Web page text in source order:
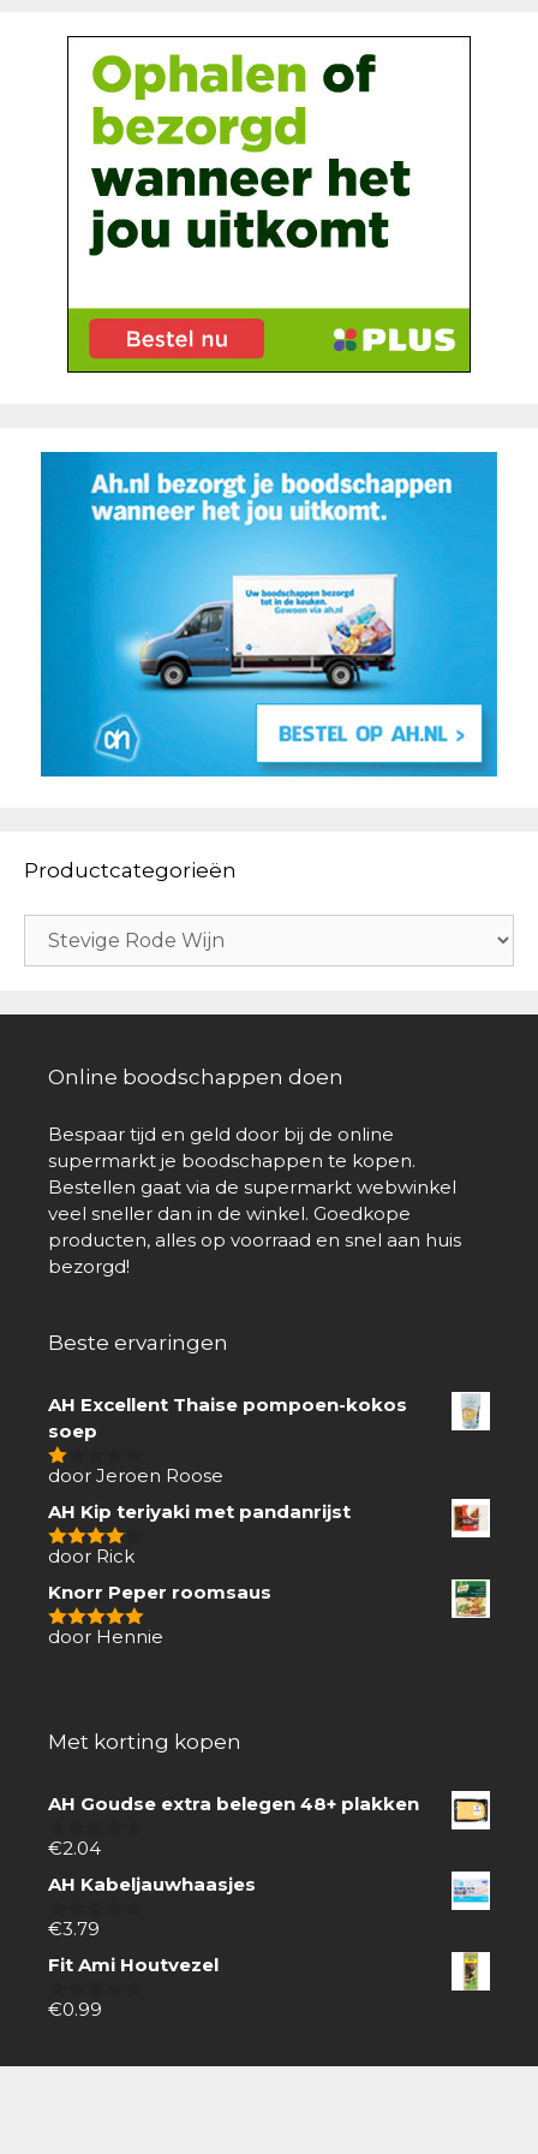
Productcategorieën
Online boodschappen doen
Bespaar tijd en geld door bij de online
supermarkt je boodschappen te kopen.
Bestellen gaat via de supermarkt webwinkel
veel sneller dan in de winkel. Goedkope
producten, alles op voorraad en snel aan huis
bezorgd!
Beste ervaringen
AH Excellent Thaise pompoen-kokos
soep
1
5
door Jeroen Roose
AH Kip teriyaki met pandanrijst
4van 5
door Rick
Knorr Peper roomsaus
5van 5
door Hennie
Met korting kopen
AH Goudse extra belegen 48+ plakken
0
5
€2.04
AH Kabeljauwhaasjes
0
5
€3.79
Fit Ami Houtvezel
0
€0.99